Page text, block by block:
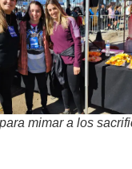
mimar a los